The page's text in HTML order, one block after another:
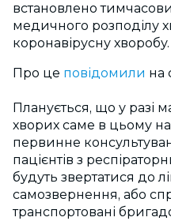
встановлено
медичного розподілу
коронавірусну хворобу.
Про це повідомили на
Планується, що у разі
хворих саме в цьому
первинне
пацієнтів з
будуть звертатися до
самозвернення, або
транспортовані